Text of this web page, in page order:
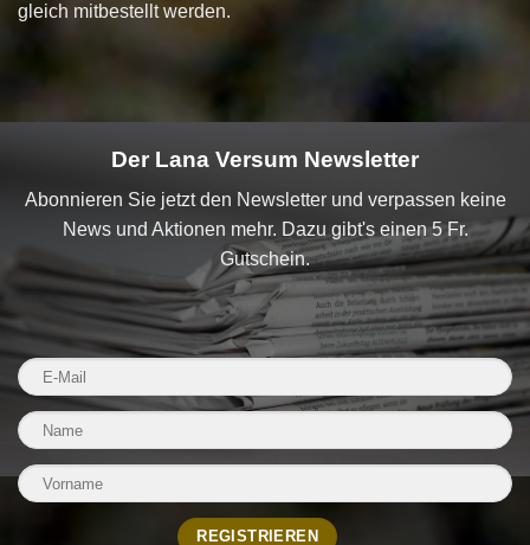
gleich mitbestellt werden.
Der Lana Versum Newsletter
Abonnieren Sie jetzt den Newsletter und verpassen keine
News und Aktionen mehr. Dazu gibt's einen 5 Fr.
Gutschein.